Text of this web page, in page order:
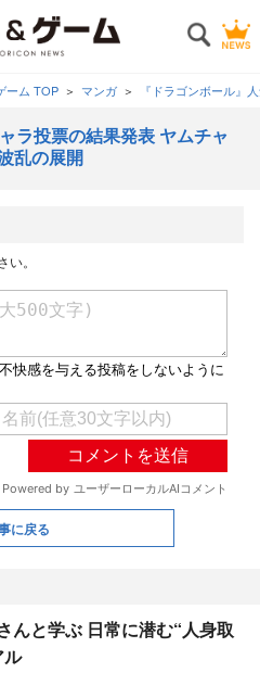
ーム TOP マンガ 『ドラゴンボール』
ラ投票の結果発表 ヤムチャ
乱の展開
。
に戻る
んと学ぶ 日常に潜む“人身取
ル